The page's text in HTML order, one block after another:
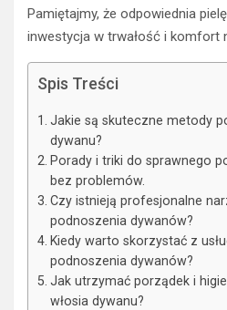
Pamiętajmy, że odpowiednia
inwestycja w trwałość i komfort
Spis Treści
Jakie są skuteczne metody
dywanu?
Porady i triki do sprawnego
bez problemów.
Czy istnieją profesjonalne
podnoszenia dywanów?
Kiedy warto skorzystać z
podnoszenia dywanów?
Jak utrzymać porządek i
włosia dywanu?